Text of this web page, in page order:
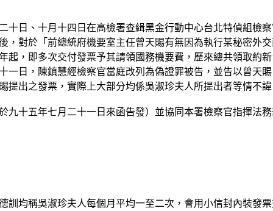
日、十月十四日在高檢署查緝黑金行動中心台北特偵組檢
對於「前總統府機要室主任曾天賜有無因為執行某秘密外
，即多次交付發票予其請領國務機要費，歷來總共領取約
日，陳鎮慧經檢察官當庭改列為偽證罪被告，並告以曾天
出之發票，實際上大部分均係吳淑珍夫人所提出者等情不諱
十五年七月二十一日來函告發）並協同本署檢察官指揮法
均稱吳淑珍夫人每個月平均一至二次，會用小信封內裝發